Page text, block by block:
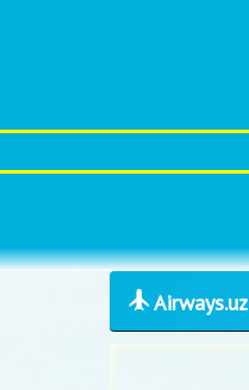
Airways.uz